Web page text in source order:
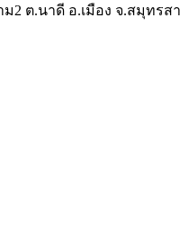
2 ต.นาดี อ.เมือง จ.สมุทรส